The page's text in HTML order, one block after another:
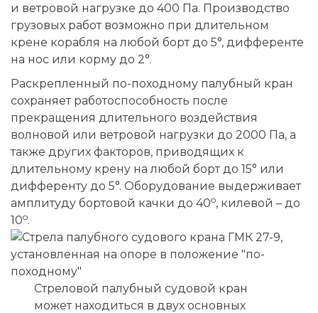
и ветровой нагрузке до 400 Па. Производство
грузовых работ возможно при длительном
крене корабля на любой борт до 5°, дифференте
на нос или корму до 2°.
Раскрепленный по-походному палубный кран
сохраняет работоспособность после
прекращения длительного воздействия
волновой или ветровой нагрузки до 2000 Па, а
также других факторов, приводящих к
длительному крену на любой борт до 15° или
дифференту до 5°. Оборудование выдерживает
амплитуду бортовой качки до 40o, килевой – до
10o.
Стреловой палубный судовой кран
может находиться в двух основных